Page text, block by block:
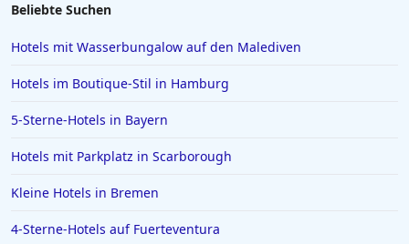
Beliebte Suchen
Hotels mit Wasserbungalow auf den Malediven
Hotels im Boutique-Stil in Hamburg
5-Sterne-Hotels in Bayern
Hotels mit Parkplatz in Scarborough
Kleine Hotels in Bremen
4-Sterne-Hotels auf Fuerteventura